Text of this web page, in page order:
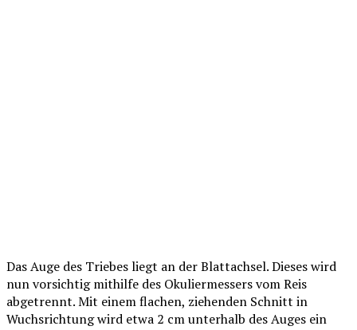
Das Auge des Triebes liegt an der Blattachsel. Dieses wird
nun vorsichtig mithilfe des Okuliermessers vom Reis
abgetrennt. Mit einem flachen, ziehenden Schnitt in
Wuchsrichtung wird etwa 2 cm unterhalb des Auges ein